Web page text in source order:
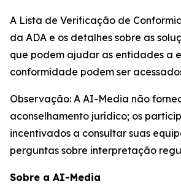
A Lista de Verificação de
da ADA e os detalhes sobre as
que podem ajudar as entidades a
conformidade podem ser
Observação: A AI-Media não
aconselhamento jurídico; os
incentivados a consultar suas
perguntas sobre interpretação
Sobre a AI-Media